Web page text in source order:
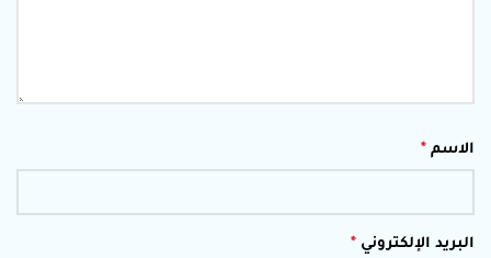
الاسم *
البريد الإلكتروني *